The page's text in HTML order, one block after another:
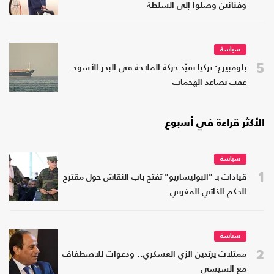
وفنانين وصلوا إلى السلطة
5
سياسة
بلومبيرغ: تركيا تقيّد حركة الملاحة في البحر الأسود
عقب تصاعد الهجمات
الأكثر قراءة في أسبوع
1
سياسة
قيادات بـ "البوليساريو" تفتح باب النقاش حول مقترح
الحكم الذاتي المغربي
2
سياسة
ممثلات يرتدين الزي العسكري.. ودعوات للاصطفاف
مع السيسي